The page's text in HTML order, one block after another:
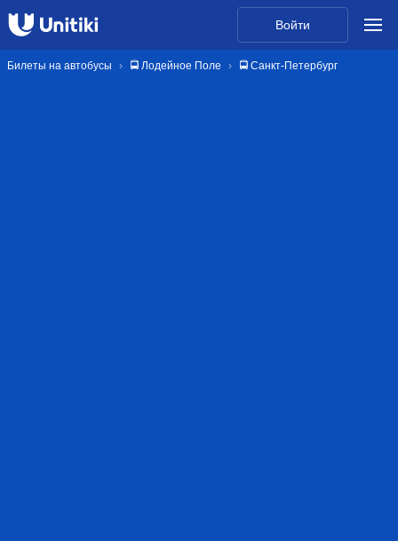
Войти
Билеты на автобусы 🚍 Лодейное Поле 🚍 Санкт-Петербург